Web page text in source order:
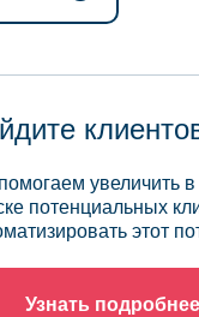
увеличить
потенциальных
этот
Узнать